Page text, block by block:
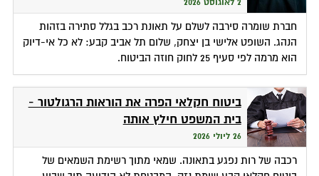
חברת שומרה סירבה לשלם על תאונת רכב בגלל סתירה בזהות
הנהג. השופט אלישי בן יצחק, שלום תל אביב קבע: לא כל אי-דיוק
הוא מרמה לפי סעיף 25 לחוק חוזה הביטוח.
ביטוח חקלאי הפרה את הוראות הרגולטור -
בית המשפט חילץ אותה
26 ליולי 2026
רכבה של רות נפגע בתאונה. שמאי מתוך רשימת השמאים של